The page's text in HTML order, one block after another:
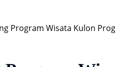
Program Wisata Kulon